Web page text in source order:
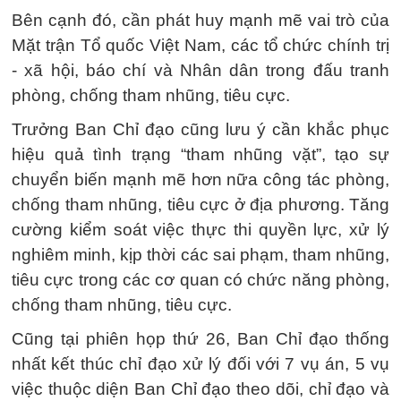
Bên cạnh đó, cần phát huy mạnh mẽ vai trò của
Mặt trận Tổ quốc Việt Nam, các tổ chức chính trị
- xã hội, báo chí và Nhân dân trong đấu tranh
phòng, chống tham nhũng, tiêu cực.
Trưởng Ban Chỉ đạo cũng lưu ý cần khắc phục
hiệu quả tình trạng “tham nhũng vặt”, tạo sự
chuyển biến mạnh mẽ hơn nữa công tác phòng,
chống tham nhũng, tiêu cực ở địa phương. Tăng
cường kiểm soát việc thực thi quyền lực, xử lý
nghiêm minh, kịp thời các sai phạm, tham nhũng,
tiêu cực trong các cơ quan có chức năng phòng,
chống tham nhũng, tiêu cực.
Cũng tại phiên họp thứ 26, Ban Chỉ đạo thống
nhất kết thúc chỉ đạo xử lý đối với 7 vụ án, 5 vụ
việc thuộc diện Ban Chỉ đạo theo dõi, chỉ đạo và